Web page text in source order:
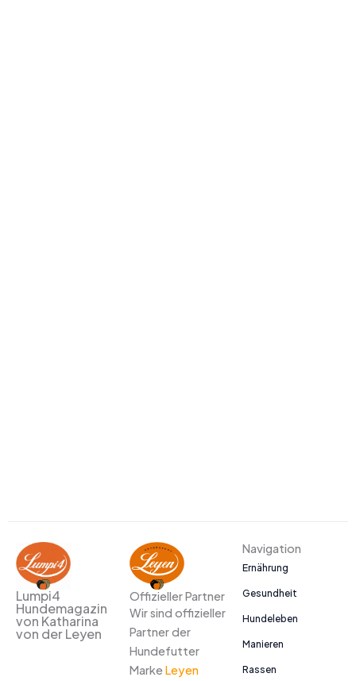
Lumpi4
Hundemagazin
von Katharina
von der Leyen
Offizieller Partner
Wir sind offizieller
Partner der
Hundefutter
Marke Leyen
Navigation
Ernährung
Gesundheit
Hundeleben
Manieren
Rassen